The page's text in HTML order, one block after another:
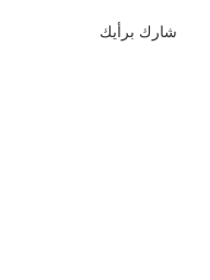
شارك برأيك